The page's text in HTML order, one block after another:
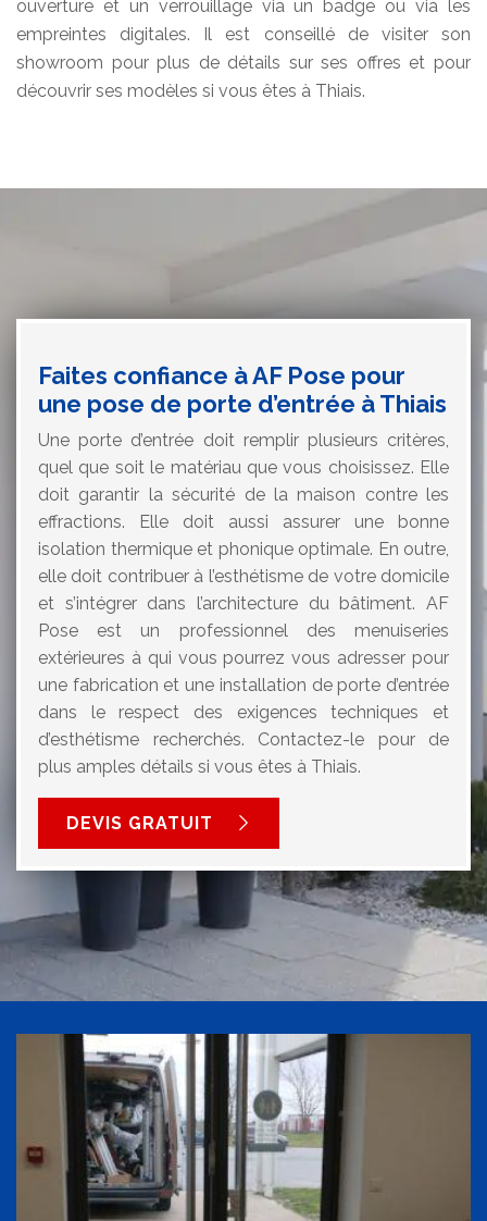
ouverture et un verrouillage via un badge ou via les
empreintes digitales. Il est conseillé de visiter son
showroom pour plus de détails sur ses offres et pour
découvrir ses modèles si vous êtes à Thiais.
Faites confiance à AF Pose pour
une pose de porte d’entrée à Thiais
Une porte d’entrée doit remplir plusieurs critères,
quel que soit le matériau que vous choisissez. Elle
doit garantir la sécurité de la maison contre les
effractions. Elle doit aussi assurer une bonne
isolation thermique et phonique optimale. En outre,
elle doit contribuer à l’esthétisme de votre domicile
et s’intégrer dans l’architecture du bâtiment. AF
Pose est un professionnel des menuiseries
extérieures à qui vous pourrez vous adresser pour
une fabrication et une installation de porte d’entrée
dans le respect des exigences techniques et
d’esthétisme recherchés. Contactez-le pour de
plus amples détails si vous êtes à Thiais.
DEVIS GRATUIT